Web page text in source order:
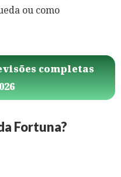
ou como
completas
Fortuna?